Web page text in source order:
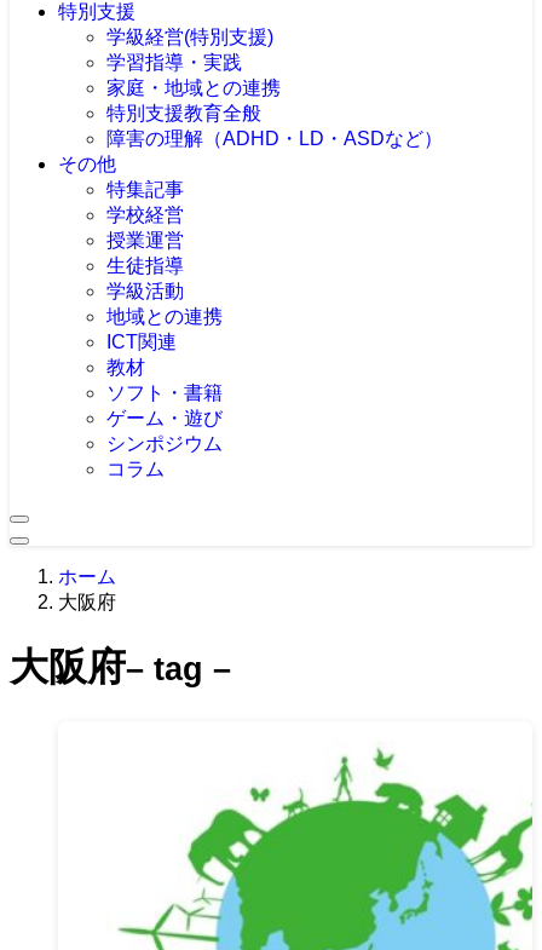
特別支援
学級経営(特別支援)
学習指導・実践
家庭・地域との連携
特別支援教育全般
障害の理解（ADHD・LD・ASDなど）
その他
特集記事
学校経営
授業運営
生徒指導
学級活動
地域との連携
ICT関連
教材
ソフト・書籍
ゲーム・遊び
シンポジウム
コラム
ホーム
大阪府
大阪府– tag –